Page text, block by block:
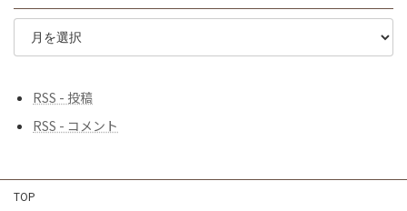
ア
カ
RSS - 投稿
RSS - コメント
TOP